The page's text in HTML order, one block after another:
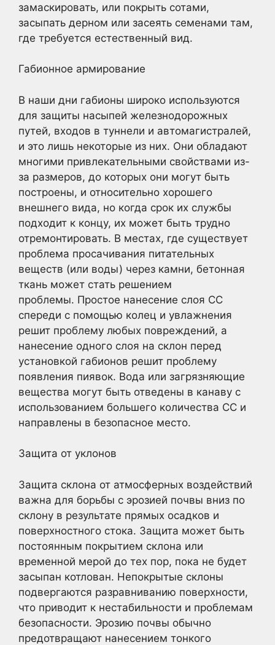
замаскировать, или покрыть сотами,
засыпать дерном или засеять семенами там,
где требуется естественный вид.
Габионное армирование
В наши дни габионы широко используются
для защиты насыпей железнодорожных
путей, входов в туннели и автомагистралей,
и это лишь некоторые из них. Они обладают
многими привлекательными свойствами из-
за размеров, до которых они могут быть
построены, и относительно хорошего
внешнего вида, но когда срок их службы
подходит к концу, их может быть трудно
отремонтировать. В местах, где существует
проблема просачивания питательных
веществ (или воды) через камни, бетонная
ткань может стать решением
проблемы. Простое нанесение слоя CC
спереди с помощью колец и увлажнения
решит проблему любых повреждений, а
нанесение одного слоя на склон перед
установкой габионов решит проблему
появления пиявок. Вода или загрязняющие
вещества могут быть отведены в канаву с
использованием большего количества CC и
направлены в безопасное место.
Защита от уклонов
Защита склона от атмосферных воздействий
важна для борьбы с эрозией почвы вниз по
склону в результате прямых осадков и
поверхностного стока. Защита может быть
постоянным покрытием склона или
временной мерой до тех пор, пока не будет
засыпан котлован. Непокрытые склоны
подвергаются разравниванию поверхности,
что приводит к нестабильности и проблемам
безопасности. Эрозию почвы обычно
предотвращают нанесением тонкого